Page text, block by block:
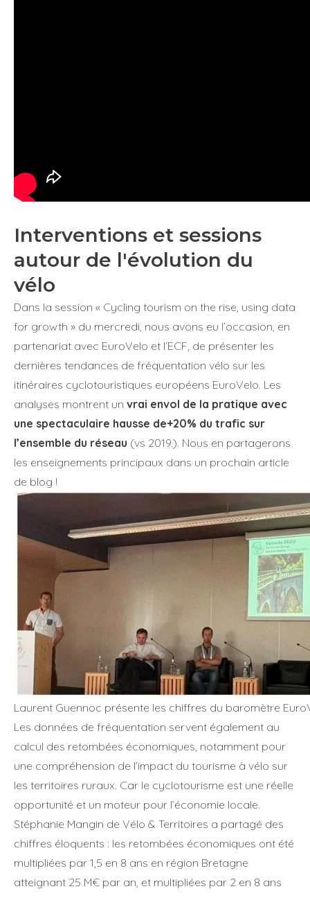
Interventions et sessions
autour de l'évolution du
vélo
Dans la session « Cycling tourism on the rise, using data
for growth » du mercredi, nous avons eu l’occasion, en
partenariat avec EuroVelo et l’ECF, de présenter les
dernières tendances de fréquentation vélo sur les
itinéraires cyclotouristiques européens EuroVelo. Les
analyses montrent un vrai envol de la pratique avec
une spectaculaire hausse de+20% du trafic sur
l’ensemble du réseau (vs 2019.). Nous en partagerons
les enseignements principaux dans un prochain article
de blog !
Laurent Guennoc présente les chiffres du baromètre
Les données de fréquentation servent également au
calcul des retombées économiques, notamment pour
une compréhension de l’impact du tourisme à vélo sur
les territoires ruraux. Car le cyclotourisme est une réelle
opportunité et un moteur pour l’économie locale.
Stéphanie Mangin de Vélo & Territoires a partagé des
chiffres éloquents : les retombées économiques ont été
multipliées par 1,5 en 8 ans en région Bretagne
atteignant 25 M€ par an, et multipliées par 2 en 8 ans